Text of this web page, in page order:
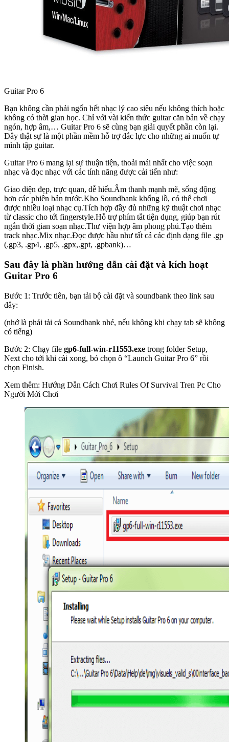
Guitar Pro 6
Bạn không cần phải ngốn hết nhạc lý cao siêu nếu không thích hoặc
không có thời gian học. Chỉ với vài kiến thức guitar căn bản về chạy
ngón, hợp âm,… Guitar Pro 6 sẽ cùng bạn giải quyết phần còn lại.
Đây thật sự là một phần mềm hỗ trợ đắc lực cho những ai muốn tự
mình tập guitar.
Guitar Pro 6 mang lại sự thuận tiện, thoải mái nhất cho việc soạn
nhạc và đọc nhạc với các tính năng được cải tiến như:
Giao diện đẹp, trực quan, dễ hiểu.Âm thanh mạnh mẽ, sống động
hơn các phiên bản trước.Kho Soundbank khổng lồ, có thể chơi
được nhiều loại nhạc cụ.Tích hợp đầy đủ những kỹ thuật chơi nhạc
từ classic cho tới fingerstyle.Hỗ trợ phím tắt tiện dụng, giúp bạn rút
ngắn thời gian soạn nhạc.Thư viện hợp âm phong phú.Tạo thêm
track nhạc.Mix nhạc.Đọc được hầu như tất cả các định dạng file .gp
(.gp3, .gp4, .gp5, .gpx,.gpt, .gpbank)…
Sau đây là phần hướng dẫn cài đặt và kích hoạt
Guitar Pro 6
Bước 1: Trước tiên, bạn tải bộ cài đặt và soundbank theo link sau
đây:
(nhớ là phải tải cả Soundbank nhé, nếu không khi chạy tab sẽ không
có tiếng)
Bước 2: Chạy file gp6-full-win-r11553.exe trong folder Setup,
Next cho tới khi cài xong, bỏ chọn ô “Launch Guitar Pro 6” rồi
chọn Finish.
Xem thêm: Hướng Dẫn Cách Chơi Rules Of Survival Tren Pc Cho
Người Mới Chơi